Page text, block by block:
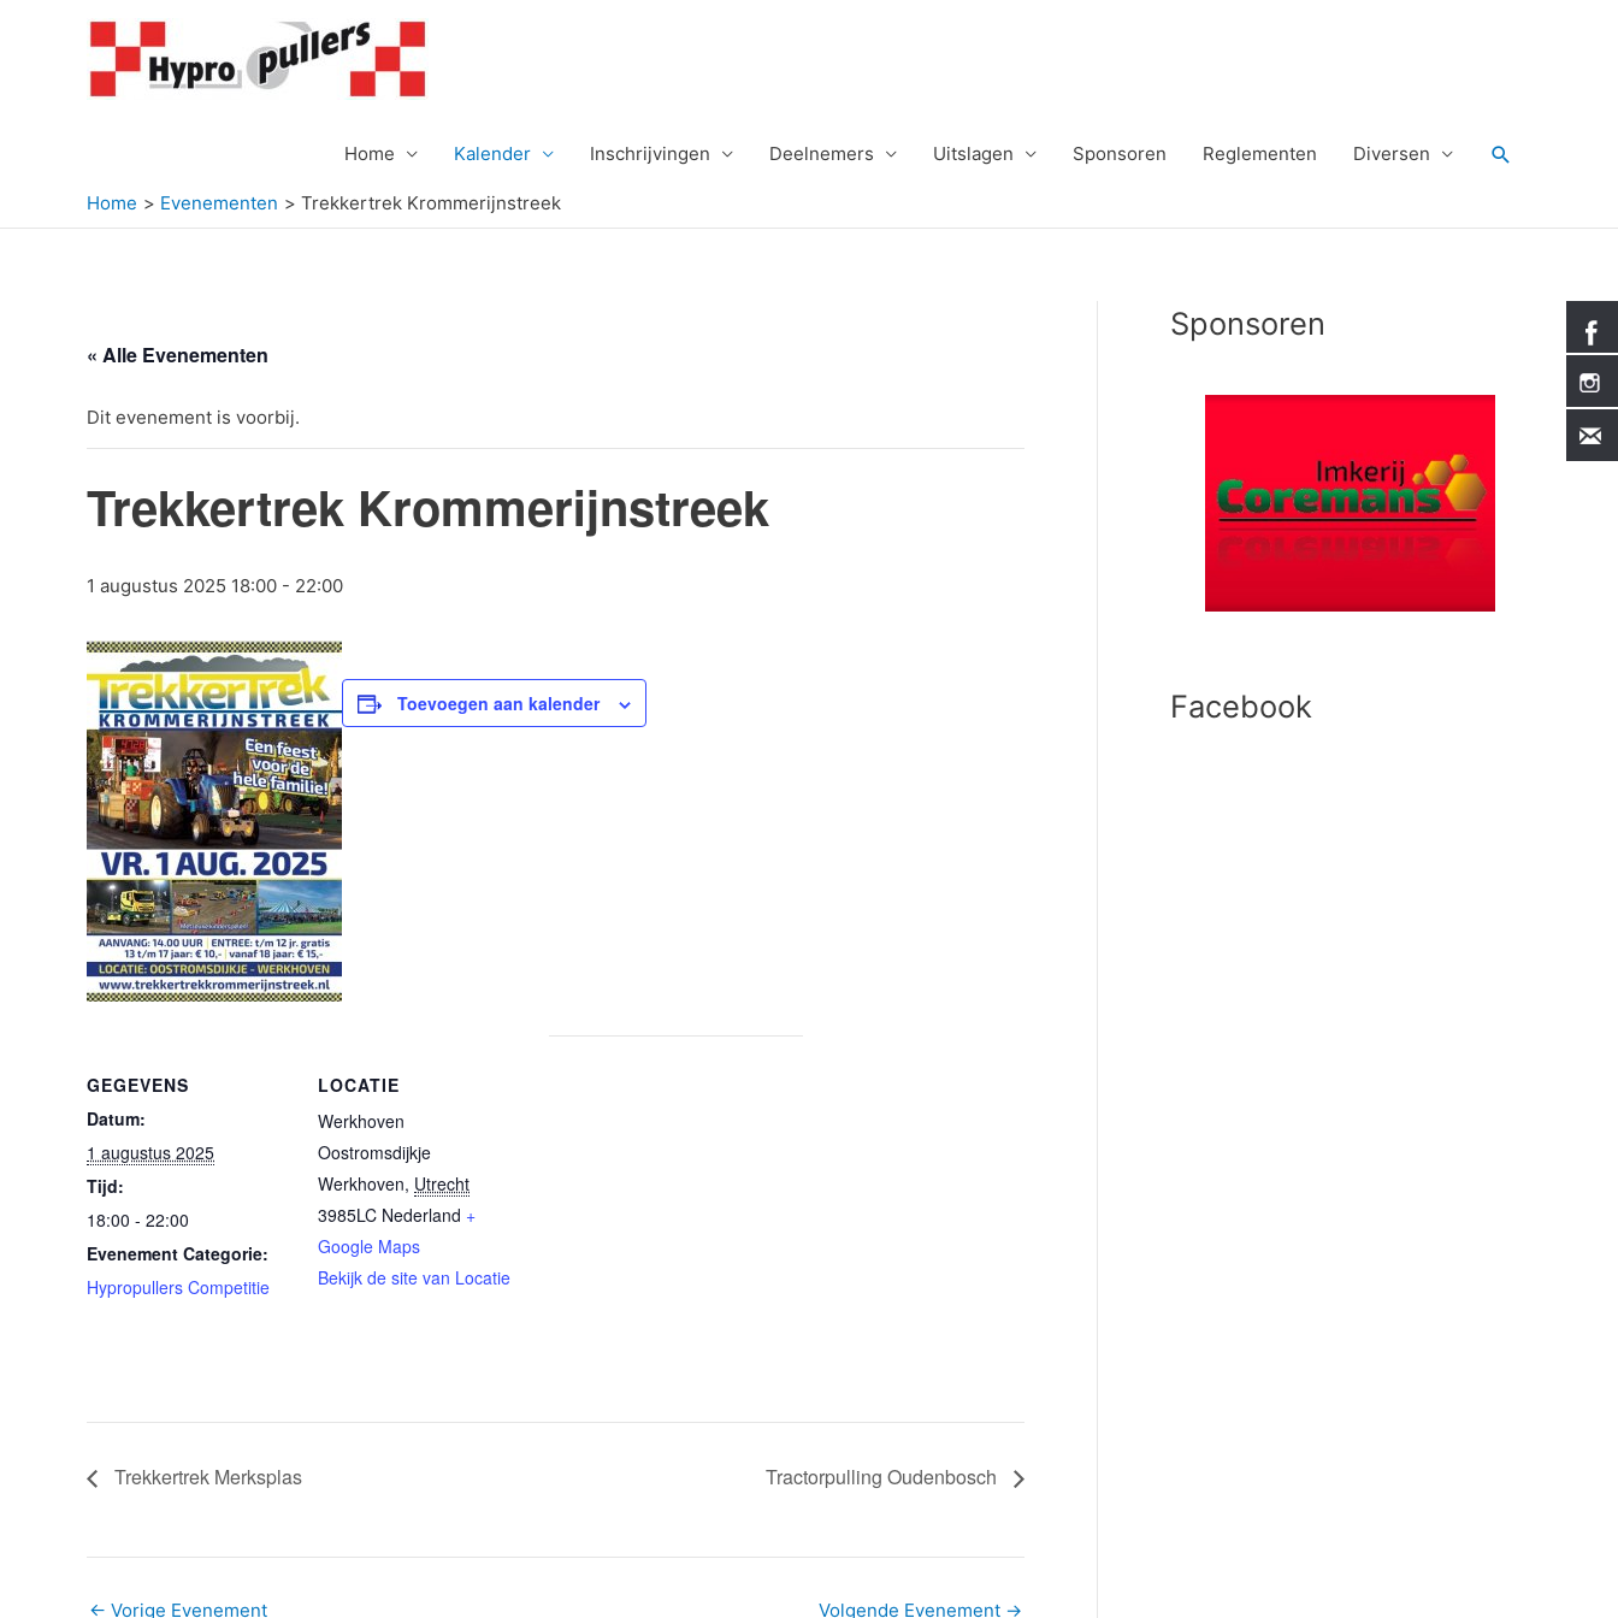
Home
Kalender Inschrijvingen Deelnemers Uitslagen Sponsoren Reglementen Diversen Zoeken
Home Evenementen Trekkertrek Krommerijnstreek
« Alle Evenementen
Dit evenement is voorbij.
Trekkertrek Krommerijnstreek
1 augustus 2025 18:00 - 22:00
Toevoegen aan kalender
GEGEVENS
Datum:
1 augustus 2025
Tijd:
18:00 - 22:00
Evenement Categorie:
Hypropullers Competitie
LOCATIE
Werkhoven
Oostromsdijkje
Werkhoven, Utrecht
3985LC Nederland +
Google Maps
Bekijk de site van Locatie
Trekkertrek Merksplas Tractorpulling Oudenbosch
Bericht
← Vorige Evenement Volgende Evenement →
Sponsoren
Facebook